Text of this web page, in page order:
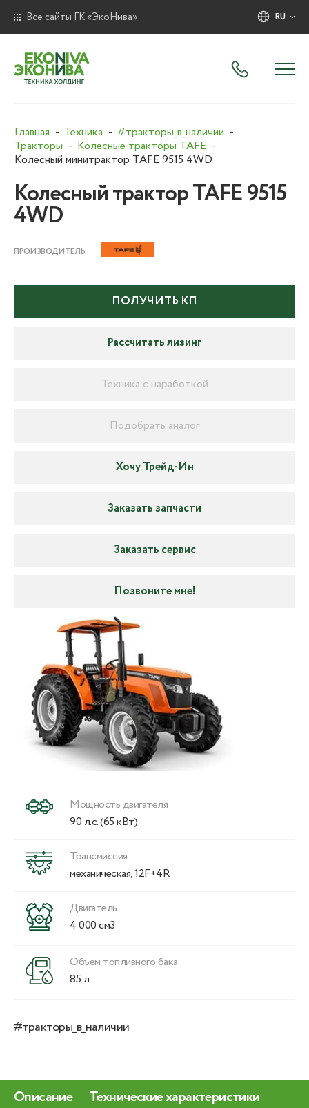
Все сайты ГК «ЭкоНива» RU
Главная Техника
#тракторы_в_наличии
Тракторы
Колесные тракторы TAFE
Колесный минитрактор TAFE 9515 4WD
Колесный трактор TAFE 9515
4WD
ПРОИЗВОДИТЕЛЬ
ПОЛУЧИТЬ КП
Рассчитать лизинг
Техника с наработкой
Подобрать аналог
Хочу Трейд-Ин
Заказать запчасти
Заказать сервис
Позвоните мне!
Мощность двигателя
90 л.с. (65 кВт)
Трансмиссия
механическая, 12F+4R
Двигатель
4 000 см3
Объем топливного бака
85 л
#тракторы_в_наличии
Описание Технические характеристики